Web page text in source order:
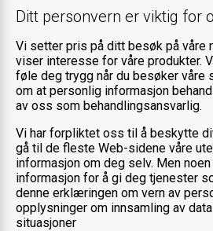
Ditt personvern er viktig for
Vi setter pris på ditt besøk på våre
viser interesse for våre produkter.
føle deg trygg når du besøker våre
om at personlig informasjon
av oss som behandlingsansvarlig.
Vi har forpliktet oss til å beskytte
gå til de fleste Web-sidene våre
informasjon om deg selv. Men
informasjon for å gi deg tjenester
denne erklæringen om vern av
opplysninger om innsamling av
situasjoner